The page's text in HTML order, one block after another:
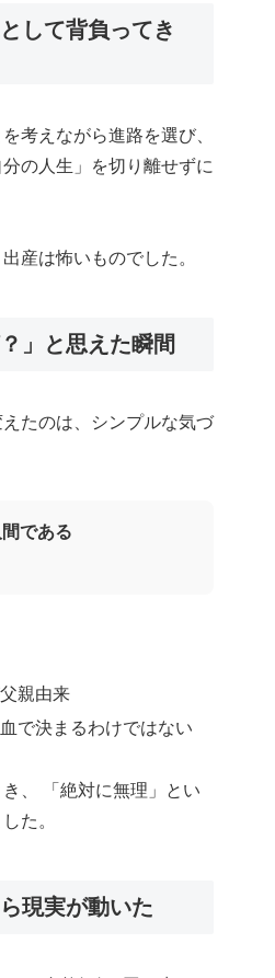
して背負ってき
考えながら進路を選び、
の人生」を切り離せずに
産は怖いものでした。
」と思えた瞬間
たのは、シンプルな気づ
である
親由来
で決まるわけではない
、 「絶対に無理」とい
た。
現実が動いた